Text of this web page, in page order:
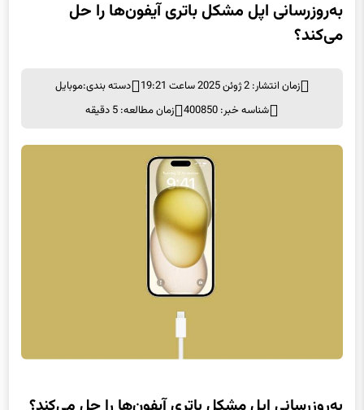
به‌روزرسانی اپل مشکل باتری آیفون‌ها را حل
می‌کند؟
زمان انتشار: 2 ژوئن 2025 ساعت 19:21 دسته بندی:موبايل
شناسه خبر: 400850
زمان مطالعه: 5 دقیقه